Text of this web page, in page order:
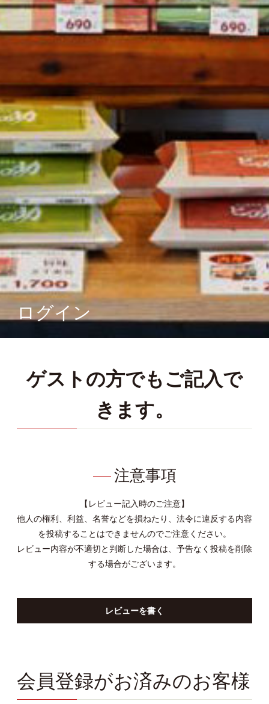
ログイン
ゲストの方でもご記入で
きます。
注意事項
【レビュー記入時のご注意】
他人の権利、利益、名誉などを損ねたり、法令に違反する内容
を投稿することはできませんのでご注意ください。
レビュー内容が不適切と判断した場合は、予告なく投稿を削除
する場合がございます。
レビューを書く
会員登録がお済みのお客様